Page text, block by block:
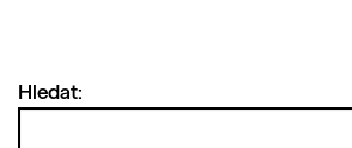
Hledat: